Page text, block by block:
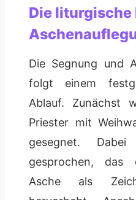
Die liturgische
Die Segnung und
folgt einem
Ablauf. Zunächst
Priester mit
gesegnet.
gesprochen, das
Asche als